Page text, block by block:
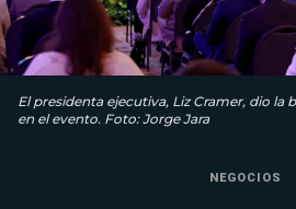
El presidenta ejecutiva, Liz Cramer, dio la
en el evento. Foto: Jorge Jara
NEGOCIOS